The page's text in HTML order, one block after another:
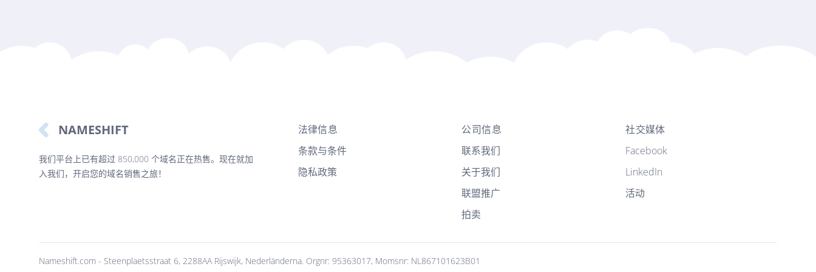
NAMESHIFT
我们平台上已有超过 850,000 个域名正在热售。现在就加
入我们，开启您的域名销售之旅！
法律信息
条款与条件
隐私政策
公司信息
联系我们
关于我们
联盟推广
拍卖
社交媒体
Facebook
LinkedIn
活动
Nameshift.com - Steenplaetsstraat 6, 2288AA Rijswijk, Nederländerna. Orgnr: 95363017, Momsnr: NL867101623B01